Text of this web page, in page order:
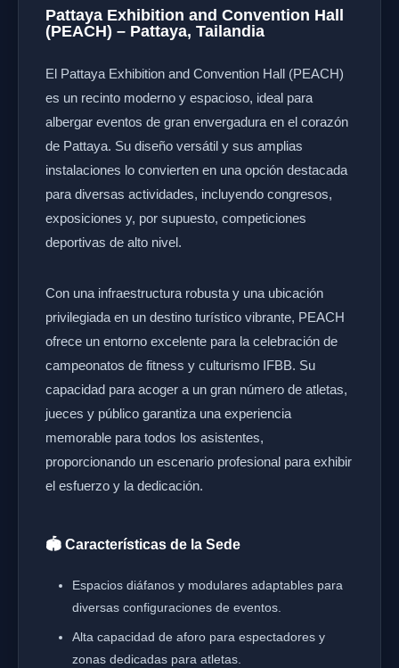
Pattaya Exhibition and Convention Hall
(PEACH) – Pattaya, Tailandia
El Pattaya Exhibition and Convention Hall (PEACH)
es un recinto moderno y espacioso, ideal para
albergar eventos de gran envergadura en el corazón
de Pattaya. Su diseño versátil y sus amplias
instalaciones lo convierten en una opción destacada
para diversas actividades, incluyendo congresos,
exposiciones y, por supuesto, competiciones
deportivas de alto nivel.
Con una infraestructura robusta y una ubicación
privilegiada en un destino turístico vibrante, PEACH
ofrece un entorno excelente para la celebración de
campeonatos de fitness y culturismo IFBB. Su
capacidad para acoger a un gran número de atletas,
jueces y público garantiza una experiencia
memorable para todos los asistentes,
proporcionando un escenario profesional para exhibir
el esfuerzo y la dedicación.
🏟️ Características de la Sede
Espacios diáfanos y modulares adaptables para
diversas configuraciones de eventos.
Alta capacidad de aforo para espectadores y
zonas dedicadas para atletas.